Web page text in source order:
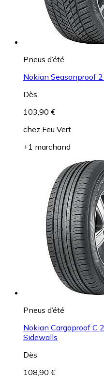
Pneus d’été
Nokian Seasonproof
Dès
103,90 €
chez Feu Vert
+1 marchand
Pneus d’été
Nokian Cargoproof C
Sidewalls
Dès
108,90 €